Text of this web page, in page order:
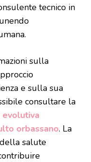
tecnico in
sulla
e sulla sua
consultare la
evolutiva
orbassano. La
salute